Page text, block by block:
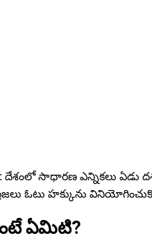
: దేశంలో సాధారణ ఎన్నికలు
ప్ర‌జ‌లు ఓటు హ‌క్కును
ఏమిటి?